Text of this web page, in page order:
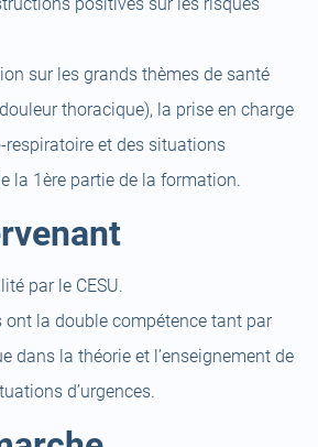
sur les grands thèmes de santé
thoracique), la prise en charge
respiratoire et des situations
la 1ère partie de la formation.
par le CESU.
ont la double compétence tant par
dans la théorie et l’enseignement de
d’urgences.